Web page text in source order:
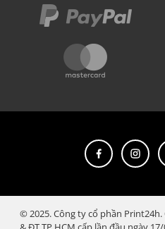
© 2025. Công ty cổ phần Print24h.